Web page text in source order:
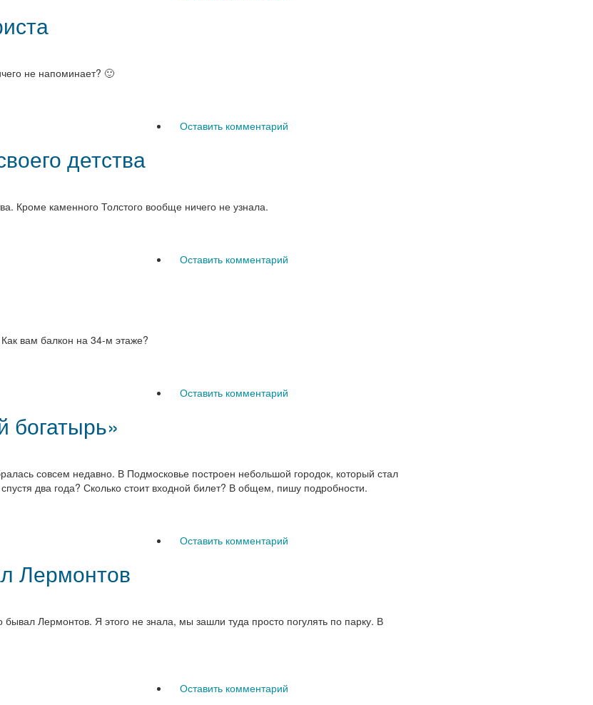
не напоминает? 🙂
Оставить комментарий
детства
Кроме каменного Толстого вообще ничего не узнала.
Оставить комментарий
вам балкон на 34-м этаже?
Оставить комментарий
совсем недавно. В Подмосковье построен небольшой городок, который стал
два года? Сколько стоит входной билет? В общем, пишу подробности.
Оставить комментарий
Лермонтов
Лермонтов. Я этого не знала, мы зашли туда просто погулять по парку. В
Оставить комментарий